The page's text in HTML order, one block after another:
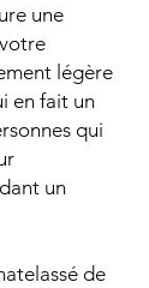
une
légère
en fait un
qui
un
de